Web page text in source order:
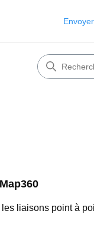
les liaisons point à